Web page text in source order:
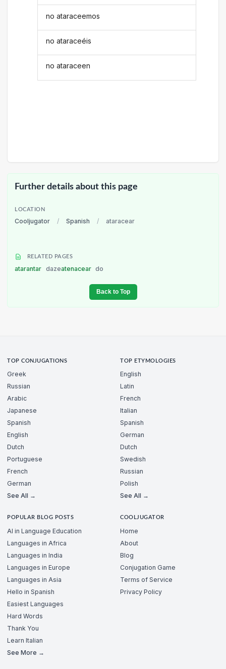
no ataraceemos
no ataraceéis
no ataraceen
Further details about this page
LOCATION
Cooljugator / Spanish / ataracear
RELATED PAGES
atarantar dazeatenacear do
Back to Top
TOP CONJUGATIONS
Greek
Russian
Arabic
Japanese
Spanish
English
Dutch
Portuguese
French
German
See All →
TOP ETYMOLOGIES
English
Latin
French
Italian
Spanish
German
Dutch
Swedish
Russian
Polish
See All →
POPULAR BLOG POSTS
AI in Language Education
Languages in Africa
Languages in India
Languages in Europe
Languages in Asia
Hello in Spanish
Easiest Languages
Hard Words
Thank You
Learn Italian
See More →
COOLJUGATOR
Home
About
Blog
Conjugation Game
Terms of Service
Privacy Policy